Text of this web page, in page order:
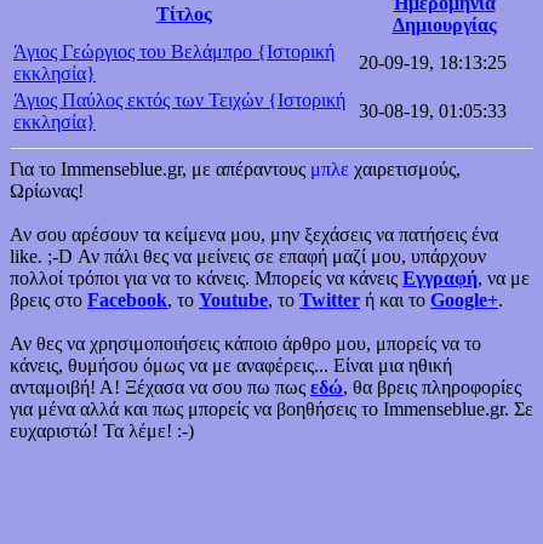
Τίτλος
Δημιουργίας
Άγιος Γεώργιος του Βελάμπρο {Ιστορική
εκκλησία}
20-09-19, 18:13:25
Άγιος Παύλος εκτός των Τειχών {Ιστορική
εκκλησία}
30-08-19, 01:05:33
Για το Immenseblue.gr, με απέραντους μπλε χαιρετισμούς,
Ωρίωνας!
Αν σου αρέσουν τα κείμενα μου, μην ξεχάσεις να πατήσεις ένα
like. ;-D Αν πάλι θες να μείνεις σε επαφή μαζί μου, υπάρχουν
πολλοί τρόποι για να το κάνεις. Μπορείς να κάνεις Εγγραφή, να με
βρεις στο Facebook, το Youtube, το Twitter ή και το Google+.
Αν θες να χρησιμοποιήσεις κάποιο άρθρο μου, μπορείς να το
κάνεις, θυμήσου όμως να με αναφέρεις... Είναι μια ηθική
ανταμοιβή! Α! Ξέχασα να σου πω πως εδώ, θα βρεις πληροφορίες
για μένα αλλά και πως μπορείς να βοηθήσεις το Immenseblue.gr. Σε
ευχαριστώ! Τα λέμε! :-)